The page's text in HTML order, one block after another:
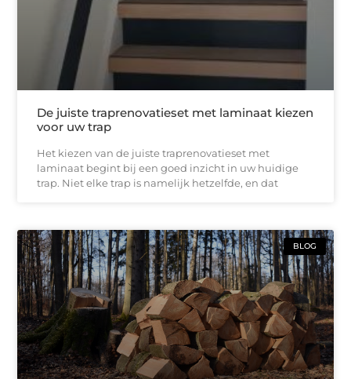
De juiste traprenovatieset met laminaat kiezen
voor uw trap
Het kiezen van de juiste traprenovatieset met
laminaat begint bij een goed inzicht in uw huidige
trap. Niet elke trap is namelijk hetzelfde, en dat
BLOG